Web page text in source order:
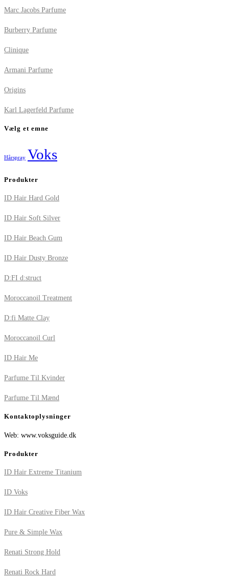
Marc Jacobs Parfume
Burberry Parfume
Clinique
Armani Parfume
Origins
Karl Lagerfeld Parfume
Vælg et emne
Hårspray Voks
Produkter
ID Hair Hard Gold
ID Hair Soft Silver
ID Hair Beach Gum
ID Hair Dusty Bronze
D:FI d:struct
Moroccanoil Treatment
D:fi Matte Clay
Moroccanoil Curl
ID Hair Me
Parfume Til Kvinder
Parfume Til Mænd
Kontaktoplysninger
Web: www.voksguide.dk
Produkter
ID Hair Extreme Titanium
ID Voks
ID Hair Creative Fiber Wax
Pure & Simple Wax
Renati Strong Hold
Renati Rock Hard